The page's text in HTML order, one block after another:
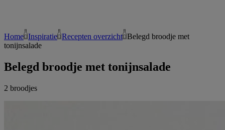
Home Inspiratie Recepten overzicht Belegd broodje met
tonijnsalade
Belegd broodje met tonijnsalade
2 broodjes